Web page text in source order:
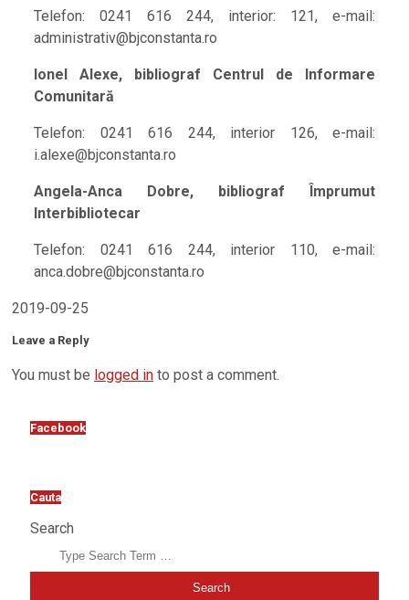
Telefon: 0241 616 244, interior: 121, e-mail:
administrativ@bjconstanta.ro
Ionel Alexe, bibliograf Centrul de Informare
Comunitară
Telefon: 0241 616 244, interior 126, e-mail:
i.alexe@bjconstanta.ro
Angela-Anca Dobre, bibliograf Împrumut
Interbibliotecar
Telefon: 0241 616 244, interior 110, e-mail:
anca.dobre@bjconstanta.ro
2019-09-25
Leave a Reply
You must be logged in to post a comment.
Facebook
Cauta
Search